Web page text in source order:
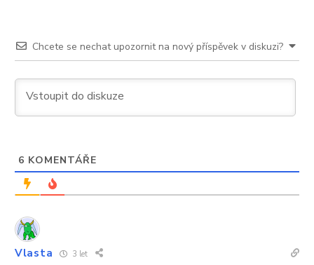
Chcete se nechat upozornit na nový příspěvek v diskuzi?
6 KOMENTÁŘE
Vlasta 3 let